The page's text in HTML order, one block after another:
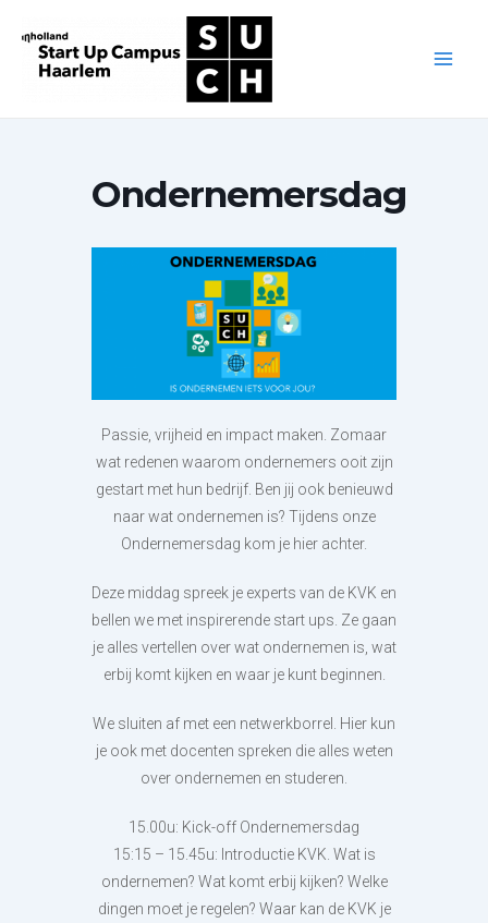
naar
Ondernemersdag
Passie, vrijheid en impact maken. Zomaar
wat redenen waarom ondernemers ooit zijn
gestart met hun bedrijf. Ben jij ook benieuwd
naar wat ondernemen is? Tijdens onze
Ondernemersdag kom je hier achter.
Deze middag spreek je experts van de KVK en
bellen we met inspirerende start ups. Ze gaan
je alles vertellen over wat ondernemen is, wat
erbij komt kijken en waar je kunt beginnen.
We sluiten af met een netwerkborrel. Hier kun
je ook met docenten spreken die alles weten
over ondernemen en studeren.
15.00u: Kick-off Ondernemersdag
15:15 – 15.45u: Introductie KVK. Wat is
ondernemen? Wat komt erbij kijken? Welke
dingen moet je regelen? Waar kan de KVK je